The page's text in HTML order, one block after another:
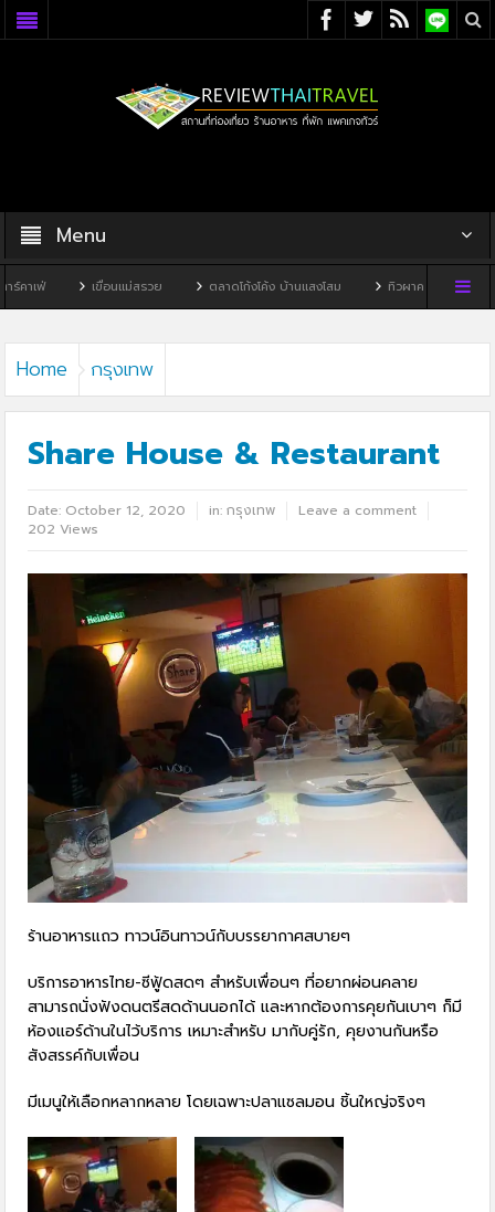
Menu
เขื่อนแม่สรวย ตลาดโก้งโค้ง บ้านแสงโสม ทิวผาคาเฟ่ บ้านพิพิธภัณฑ์ไ
Home กรุงเทพ
Share House & Restaurant
Date: October 12, 2020 in:กรุงเทพ
Leave a comment
202 Views
ร้านอาหารแถว ทาวน์อินทาวน์กับบรรยากาศสบายๆ
บริการอาหารไทย-ซีฟู้ดสดๆ สำหรับเพื่อนๆ ที่อยากผ่อนคลาย
สามารถนั่งฟังดนตรีสดด้านนอกได้ และหากต้องการคุยกันเบาๆ ก็มี
ห้องแอร์ด้านในไว้บริการ เหมาะสำหรับ มากับคู่รัก, คุยงานกันหรือ
สังสรรค์กับเพื่อน
มีเมนูให้เลือกหลากหลาย โดยเฉพาะปลาแซลมอน ชิ้นใหญ่จริงๆ